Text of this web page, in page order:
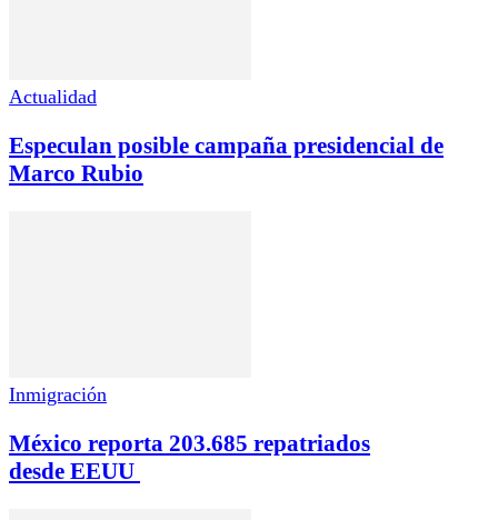
Actualidad
Especulan posible campaña presidencial de
Marco Rubio
Inmigración
México reporta 203.685 repatriados
desde EEUU